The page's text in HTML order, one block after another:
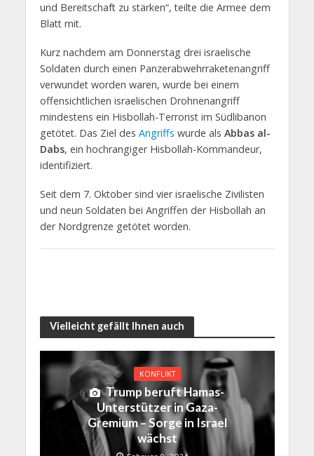
und Bereitschaft zu stärken“, teilte die Armee dem
Blatt mit.
Kurz nachdem am Donnerstag drei israelische
Soldaten durch einen Panzerabwehrraketenangriff
verwundet worden waren, wurde bei einem
offensichtlichen israelischen Drohnenangriff
mindestens ein Hisbollah-Terrorist im Südlibanon
getötet. Das Ziel des Angriffs wurde als Abbas al-
Dabs, ein hochrangiger Hisbollah-Kommandeur,
identifiziert.
Seit dem 7. Oktober sind vier israelische Zivilisten
und neun Soldaten bei Angriffen der Hisbollah an
der Nordgrenze getötet worden.
Vielleicht gefällt Ihnen auch
KONFLIKT
Trump beruft Hamas-
Unterstützer in Gaza-
Gremium – Sorge in Israel
wächst